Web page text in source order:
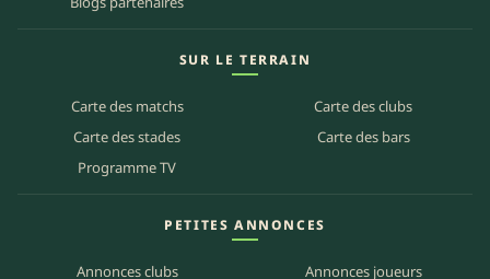
SUR LE TERRAIN
Carte des matchs
Carte des clubs
Carte des stades
Carte des bars
Programme TV
PETITES ANNONCES
Annonces clubs Annonces joueurs